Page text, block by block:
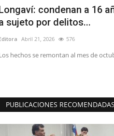
condenan a 16
sujeto por delitos...
Abril 21, 2026 576
hechos se remontan al mes de
PUBLICACIONES RECOMENDADAS